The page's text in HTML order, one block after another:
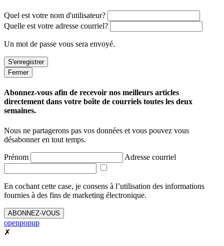
Quel est votre nom d'utilisateur?
Quelle est votre adresse courriel?
Un mot de passe vous sera envoyé.
Fermer
Abonnez-vous afin de recevoir nos meilleurs articles
directement dans votre boîte de courriels toutes les deux
semaines.
Nous ne partagerons pas vos données et vous pouvez vous
désabonner en tout temps.
Prénom Adresse courriel
En cochant cette case, je consens à l’utilisation des informations
fournies à des fins de marketing électronique.
ABONNEZ-VOUS
openpopup
✗